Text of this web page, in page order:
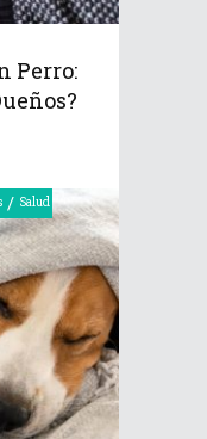
Perro:
/ Salud